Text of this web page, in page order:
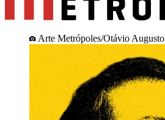
Arte Metrópoles/Otávio Augusto